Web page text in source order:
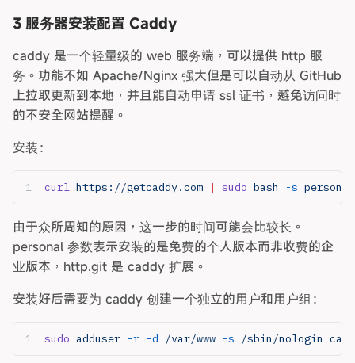
3 服务器安装配置 Caddy
caddy 是一个轻量级的 web 服务端，可以提供 http 服
务。功能不如 Apache/Nginx 强大但是可以自动从 GitHub
上拉取更新到本地，并且能自动申请 ssl 证书，避免访问时
的不安全网站提醒。
安装：
curl https://getcaddy.com | sudo bash -s personal
由于众所周知的原因，这一步的时间可能会比较长。
personal 参数表示安装的是免费的个人版本而非收费的企
业版本，http.git 是 caddy 扩展。
安装好后需要为 caddy 创建一个独立的用户和用户组：
sudo adduser -r -d /var/www -s /sbin/nologin